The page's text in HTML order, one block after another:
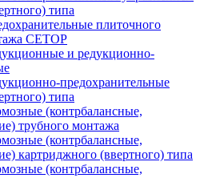
типа
плиточного
CETOP
и редукционно-
предохранительные
типа
(контрбалансные,
трубного монтажа
(контрбалансные,
картриджного (ввертного) типа
(контрбалансные,